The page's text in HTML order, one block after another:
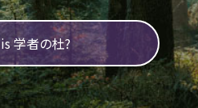
学者の杜?